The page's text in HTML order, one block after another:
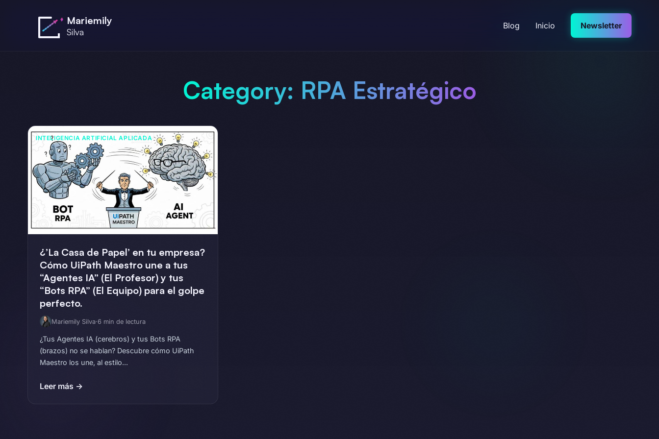
Mariemily
Silva
Blog Inicio Newsletter
Category: RPA Estratégico
INTELIGENCIA ARTIFICIAL APLICADA
¿’La Casa de Papel’ en tu empresa?
Cómo UiPath Maestro une a tus
“Agentes IA” (El Profesor) y tus
“Bots RPA” (El Equipo) para el golpe
perfecto.
Mariemily Silva·6 min de lectura
¿Tus Agentes IA (cerebros) y tus Bots RPA
(brazos) no se hablan? Descubre cómo UiPath
Maestro los une, al estilo...
Leer más →